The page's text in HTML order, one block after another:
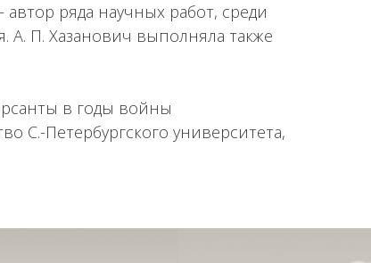
ряда научных работ, среди
А. П. Хазанович выполняла также
в годы войны
С.-Петербургского университета,